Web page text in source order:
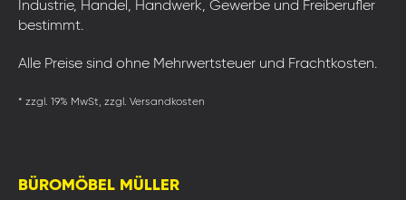
Industrie, Handel, Handwerk, Gewerbe und Freiberufler
bestimmt.
Alle Preise sind ohne Mehrwertsteuer und Frachtkosten.
* zzgl. 19% MwSt, zzgl. Versandkosten
BÜROMÖBEL MÜLLER